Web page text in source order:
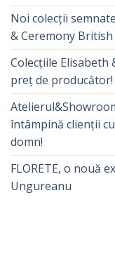
Noi colecții
& Ceremony
Colecțiile Elisabeth
preț de producător!
întâmpină clienții
domn!
FLORETE, o nouă
Ungureanu